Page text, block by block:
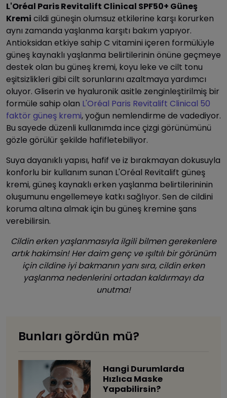
L'Oréal Paris Revitalift Clinical SPF50+ Güneş
Kremi cildi güneşin olumsuz etkilerine karşı korurken
aynı zamanda yaşlanma karşıtı bakım yapıyor.
Antioksidan etkiye sahip C vitamini içeren formülüyle
güneş kaynaklı yaşlanma belirtilerinin önüne geçmeye
destek olan bu güneş kremi, koyu leke ve cilt tonu
eşitsizlikleri gibi cilt sorunlarını azaltmaya yardımcı
oluyor. Gliserin ve hyaluronik asitle zenginleştirilmiş bir
formüle sahip olan L'Oréal Paris Revitalift Clinical 50
faktör güneş kremi, yoğun nemlendirme de vadediyor.
Bu sayede düzenli kullanımda ince çizgi görünümünü
gözle görülür şekilde hafifletebiliyor.
Suya dayanıklı yapısı, hafif ve iz bırakmayan dokusuyla
konforlu bir kullanım sunan L'Oréal Revitalift güneş
kremi, güneş kaynaklı erken yaşlanma belirtilerininin
oluşumunu engellemeye katkı sağlıyor. Sen de cildini
koruma altına almak için bu güneş kremine şans
verebilirsin.
Cildin erken yaşlanmasıyla ilgili bilmen gerekenlere
artık hakimsin! Her daim genç ve ışıltılı bir görünüm
için cildine iyi bakmanın yanı sıra, cildin erken
yaşlanma nedenlerini ortadan kaldırmayı da
unutma!
Bunları gördün mü?
Hangi Durumlarda
Hızlıca Maske
Yapabilirsin?